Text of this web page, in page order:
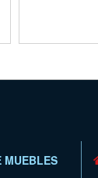
MUEBLES